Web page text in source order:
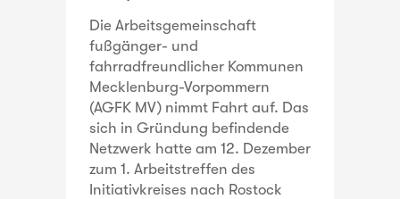
Die Arbeitsgemeinschaft
fußgänger- und
fahrradfreundlicher Kommunen
Mecklenburg-Vorpommern
(AGFK MV) nimmt Fahrt auf. Das
sich in Gründung befindende
Netzwerk hatte am 12. Dezember
zum 1. Arbeitstreffen des
Initiativkreises nach Rostock